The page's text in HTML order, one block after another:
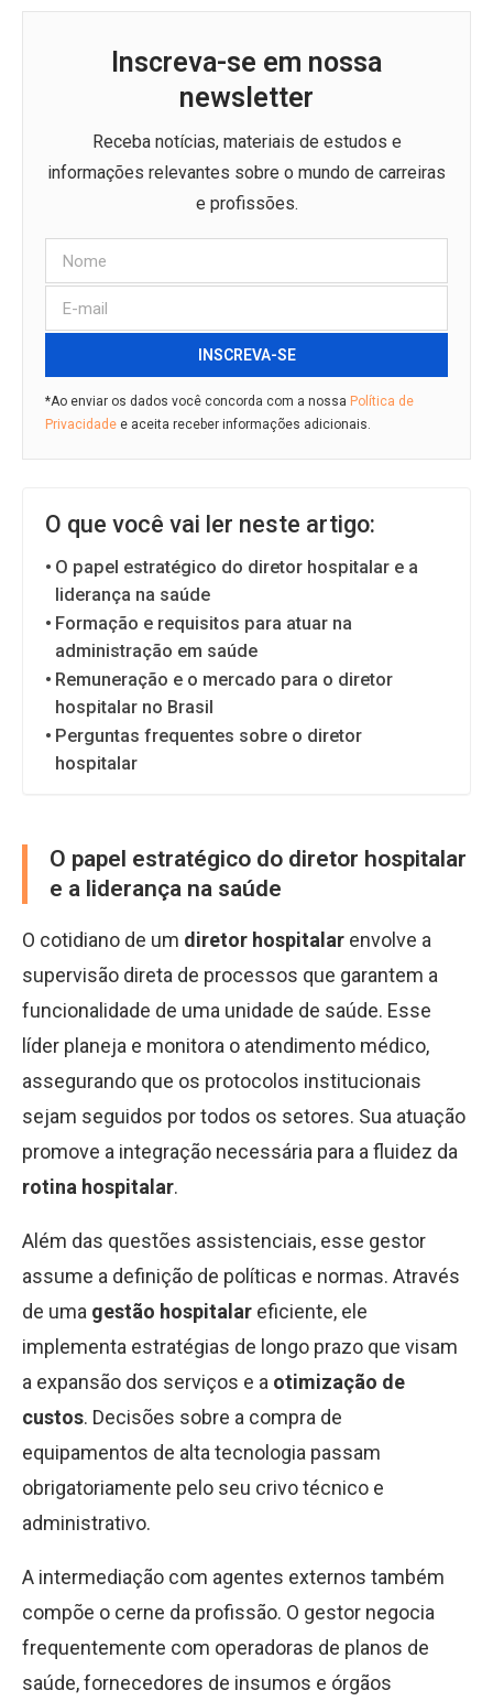
Inscreva-se em nossa
newsletter
Receba notícias, materiais de estudos e
informações relevantes sobre o mundo de carreiras
e profissões.
INSCREVA-SE
*Ao enviar os dados você concorda com a nossa Política de
Privacidade e aceita receber informações adicionais.
O que você vai ler neste artigo:
O papel estratégico do diretor hospitalar e a
liderança na saúde
Formação e requisitos para atuar na
administração em saúde
Remuneração e o mercado para o diretor
hospitalar no Brasil
Perguntas frequentes sobre o diretor
hospitalar
O papel estratégico do diretor hospitalar
e a liderança na saúde
O cotidiano de um diretor hospitalar envolve a
supervisão direta de processos que garantem a
funcionalidade de uma unidade de saúde. Esse
líder planeja e monitora o atendimento médico,
assegurando que os protocolos institucionais
sejam seguidos por todos os setores. Sua atuação
promove a integração necessária para a fluidez da
rotina hospitalar.
Além das questões assistenciais, esse gestor
assume a definição de políticas e normas. Através
de uma gestão hospitalar eficiente, ele
implementa estratégias de longo prazo que visam
a expansão dos serviços e a otimização de
custos. Decisões sobre a compra de
equipamentos de alta tecnologia passam
obrigatoriamente pelo seu crivo técnico e
administrativo.
A intermediação com agentes externos também
compõe o cerne da profissão. O gestor negocia
frequentemente com operadoras de planos de
saúde, fornecedores de insumos e órgãos